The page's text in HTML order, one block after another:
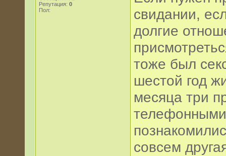
Репутация: 0
Пол:
свидании,
долгие
тоже был
шестой год
месяца три
совсем